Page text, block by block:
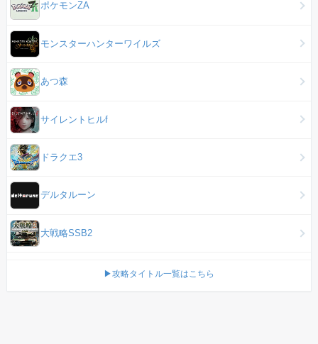
ポケモンZA
モンスターハンターワイルズ
あつ森
サイレントヒルf
ドラクエ3
デルタルーン
大戦略SSB2
▶攻略タイトル一覧はこちら